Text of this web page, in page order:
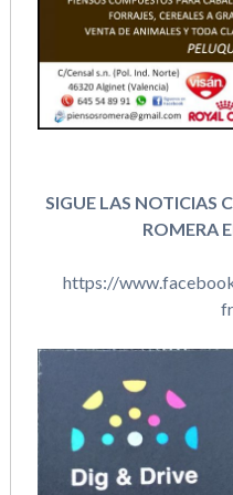
SIGUE LAS NOTICIAS
ROMERA
https://